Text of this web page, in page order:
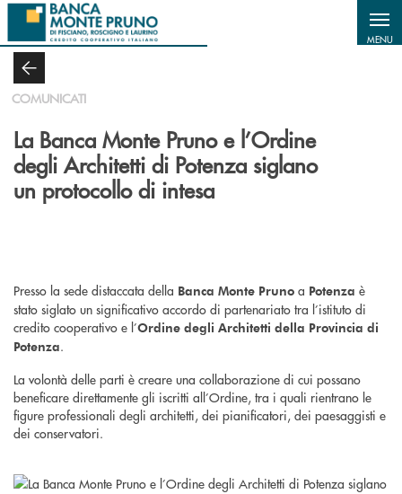
Salta al contenuto principale
MENU
COMUNICATI
La Banca Monte Pruno e l’Ordine
degli Architetti di Potenza siglano
un protocollo di intesa
Presso la sede distaccata della Banca Monte Pruno a Potenza è
stato siglato un significativo accordo di partenariato tra l’istituto di
credito cooperativo e l’Ordine degli Architetti della Provincia di
Potenza.
La volontà delle parti è creare una collaborazione di cui possano
beneficare direttamente gli iscritti all’Ordine, tra i quali rientrano le
figure professionali degli architetti, dei pianificatori, dei paesaggisti e
dei conservatori.